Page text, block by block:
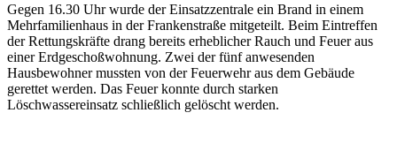
Gegen 16.30 Uhr wurde der Einsatzzentrale ein Brand in einem
Mehrfamilienhaus in der Frankenstraße mitgeteilt. Beim Eintreffen
der Rettungskräfte drang bereits erheblicher Rauch und Feuer aus
einer Erdgeschoßwohnung. Zwei der fünf anwesenden
Hausbewohner mussten von der Feuerwehr aus dem Gebäude
gerettet werden. Das Feuer konnte durch starken
Löschwassereinsatz schließlich gelöscht werden.